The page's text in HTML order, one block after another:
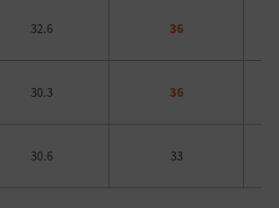
32.6 36
30.3 36
30.6 33